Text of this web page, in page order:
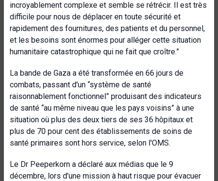
incroyablement complexe et semble se rétrécir. Il est très
difficile pour nous de déplacer en toute sécurité et
rapidement des fournitures, des patients et du personnel,
et les besoins sont énormes pour alléger cette situation
humanitaire catastrophique qui ne fait que croître.”
La bande de Gaza a été transformée en 66 jours de
combats, passant d'un “système de santé
raisonnablement fonctionnel” produisant des indicateurs
de santé “au même niveau que les pays voisins” à une
situation où plus des deux tiers de ses 36 hôpitaux et
plus de 70 pour cent des établissements de soins de
santé primaires sont hors service, selon l'OMS.
Le Dr Peeperkorn a déclaré aux médias que le 9
décembre, lors d'une mission à haut risque pour évacuer